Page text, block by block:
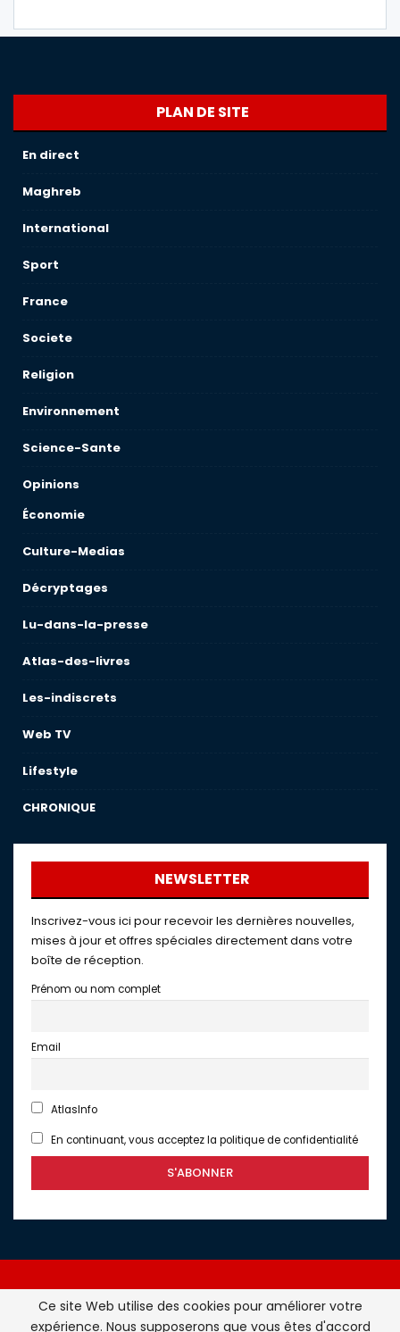
PLAN DE SITE
En direct
Maghreb
International
Sport
France
Societe
Religion
Environnement
Science-Sante
Opinions
Économie
Culture-Medias
Décryptages
Lu-dans-la-presse
Atlas-des-livres
Les-indiscrets
Web TV
Lifestyle
CHRONIQUE
NEWSLETTER
Inscrivez-vous ici pour recevoir les dernières nouvelles,
mises à jour et offres spéciales directement dans votre
boîte de réception.
Prénom ou nom complet
Email
AtlasInfo
En continuant, vous acceptez la politique de confidentialité
Ce site Web utilise des cookies pour améliorer votre
expérience. Nous supposerons que vous êtes d'accord